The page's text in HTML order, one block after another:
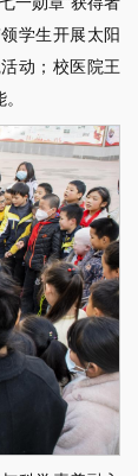
学生开展太阳
动；校医院王